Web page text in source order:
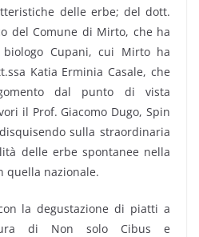
delle erbe; del dott.
del Comune di Mirto, che ha
Cupani, cui Mirto ha
Katia Erminia Casale, che
dal punto di vista
il Prof. Giacomo Dugo, Spin
sulla straordinaria
delle erbe spontanee nella
quella nazionale.
la degustazione di piatti a
di Non solo Cibus e